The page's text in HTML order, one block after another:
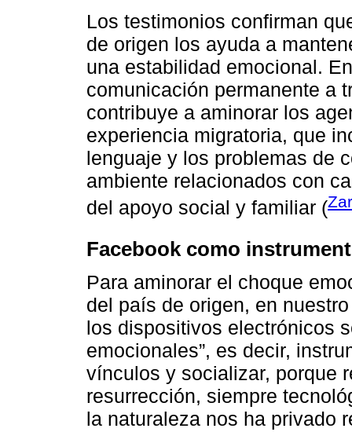
Los testimonios confirman
de origen los ayuda a
una estabilidad emocional.
comunicación permanente a
contribuye a aminorar los
experiencia migratoria, que
lenguaje y los problemas de
ambiente relacionados con
del apoyo social y familiar (
Facebook como
Para aminorar el choque
del país de origen, en
los dispositivos electrónicos
emocionales”, es decir,
vínculos y socializar, porque
resurrección, siempre
la naturaleza nos ha privado